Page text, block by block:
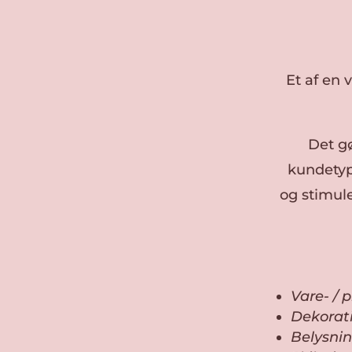
Et af en
Det
og
Vare- /